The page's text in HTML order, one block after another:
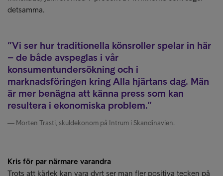
detsamma.
Vi ser hur traditionella könsroller spelar in här
– de både avspeglas i vår
konsumentundersökning och i
marknadsföringen kring Alla hjärtans dag. Män
är mer benägna att känna press som kan
resultera i ekonomiska problem.
Morten Trasti, skuldekonom på Intrum i Skandinavien.
Kris för par närmare varandra
Trots att kärlek kan vara dyrt ser man fler positiva tecken på